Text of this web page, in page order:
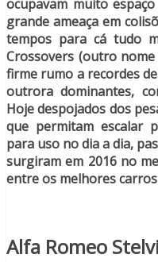
ocupavam muito
grande ameaça em
tempos para cá tudo
Crossovers (outro
firme rumo a recordes
outrora dominantes,
Hoje despojados dos
que permitam escalar
para uso no dia a dia,
surgiram em 2016 no
entre os melhores
Alfa Romeo